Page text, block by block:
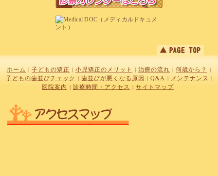
ホーム 子どもの矯正 小児矯正のメリット 治療の流れ 何歳から？
子どもの歯並びチェック 歯並びが悪くなる原因 Q&A メンテナンス
医院案内 診療時間・アクセス サイトマップ